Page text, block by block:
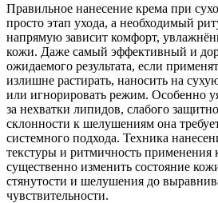
Правильное нанесение крема при
просто этап ухода, а необходимый
напрямую зависит комфорт,
кожи. Даже самый эффективный и
ожидаемого результата, если
излишне растирать, наносить на
или игнорировать режим. Особенно
за нехватки липидов, слабого
склонности к шелушениям она
системного подхода. Техника
текстуры и ритмичность применения
существенно изменить состояние
стянутости и шелушения до
чувствительности.